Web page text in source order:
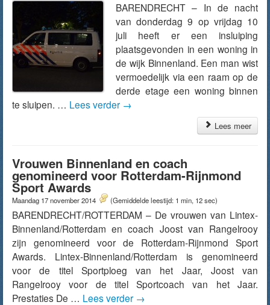
BARENDRECHT – In de nacht
van donderdag 9 op vrijdag 10
juli heeft er een insluiping
plaatsgevonden in een woning in
de wijk Binnenland. Een man wist
vermoedelijk via een raam op de
derde etage een woning binnen
te sluipen. … Lees verder →
Lees meer
Vrouwen Binnenland en coach
genomineerd voor Rotterdam-Rijnmond
Sport Awards
Maandag 17 november 2014 (Gemiddelde leestijd: 1 min, 12 sec)
BARENDRECHT/ROTTERDAM – De vrouwen van Lintex-
Binnenland/Rotterdam en coach Joost van Rangelrooy
zijn genomineerd voor de Rotterdam-Rijnmond Sport
Awards. Lintex-Binnenland/Rotterdam is genomineerd
voor de titel Sportploeg van het Jaar, Joost van
Rangelrooy voor de titel Sportcoach van het Jaar.
Prestaties De … Lees verder →